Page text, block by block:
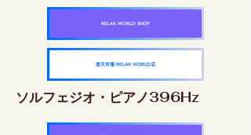
RELAX WORLD SHOP
楽天市場 RELAX WORLD店
ソルフェジオ・ピアノ396Hz